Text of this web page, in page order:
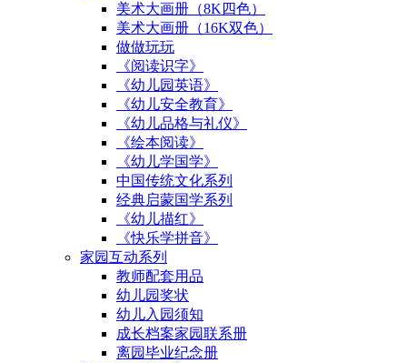
美术大画册（8K四色）
美术大画册（16K双色）
做做玩玩
《阅读识字》
《幼儿园英语》
《幼儿安全教育》
《幼儿品格与礼仪》
《绘本阅读》
《幼儿学国学》
中国传统文化系列
经典启蒙国学系列
《幼儿描红》
《快乐学拼音》
家园互动系列
教师配套用品
幼儿园奖状
幼儿入园须知
成长档案家园联系册
离园毕业纪念册